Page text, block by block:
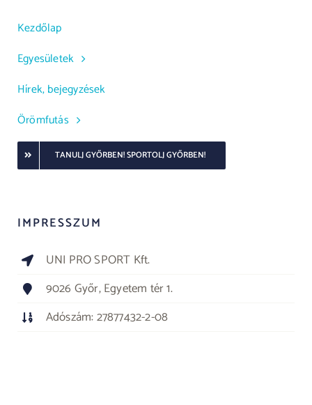
Kezdőlap
Egyesületek
Hírek, bejegyzések
Örömfutás
TANULJ GYŐRBEN! SPORTOLJ GYŐRBEN!
IMPRESSZUM
UNI PRO SPORT Kft.
9026 Győr, Egyetem tér 1.
Adószám: 27877432-2-08